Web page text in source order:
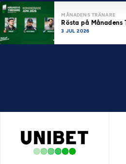
MÅNADENS TRÄNARE
Rösta på Månadens
3 JUL 2026